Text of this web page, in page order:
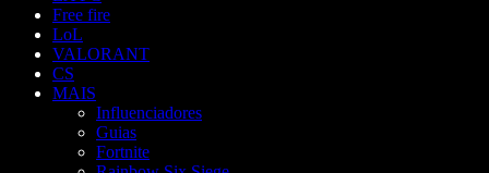
Free fire
LoL
VALORANT
CS
MAIS
Influenciadores
Guias
Fortnite